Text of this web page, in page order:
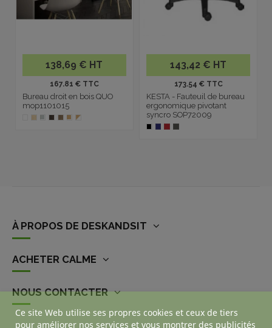
138,69 € HT
167.81 € TTC
Bureau droit en bois QUO
mop1101015
143,42 € HT
173.54 € TTC
KESTA - Fauteuil de bureau
ergonomique pivotant
syncro SOP72009
À PROPOS DE DESKANDSIT
ACHETER CALME
NOUS CONTACTER
Ce site Web utilise ses propres cookies et ceux de tiers
pour améliorer nos services et vous montrer des publicités